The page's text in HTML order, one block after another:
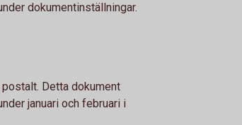
dokumentinställningar.
Detta dokument
januari och februari i